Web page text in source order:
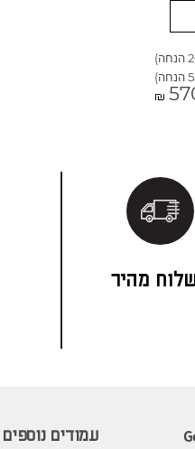
₪
מהיר
עמודים נוספים